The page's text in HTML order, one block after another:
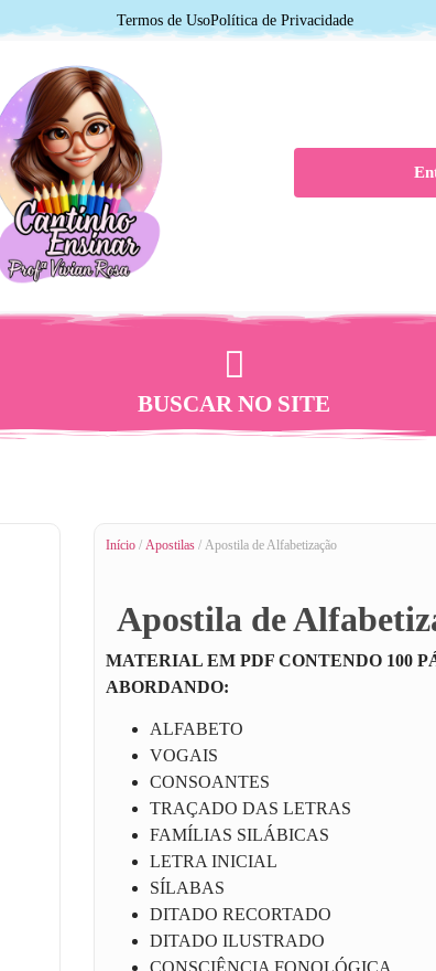
Termos de UsoPolítica de Privacidade
BUSCAR NO SITE
Início / Apostilas / Apostila de Alfabetização
Apostila de
MATERIAL EM PDF CONTENDO 100
ABORDANDO:
ALFABETO
VOGAIS
CONSOANTES
TRAÇADO DAS LETRAS
FAMÍLIAS SILÁBICAS
LETRA INICIAL
SÍLABAS
DITADO RECORTADO
DITADO ILUSTRADO